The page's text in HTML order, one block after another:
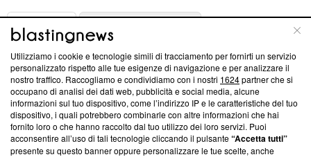
ABOUT
Questa sezione offre informazioni trasparenti su Blasting
News, sui nostri processi editoriali e su come ci impegniamo a
creare news di qualità. Inoltre, afferma la nostra aderenza a
‘Trust Project - News with Integrity’Blasting News non è
ancora membro del programma, ma ha richiesto di farne
parte; Trust Project non ha ancora effettuato una verifica di
conformità agli standard.
Utilizziamo i cookie e tecnologie simili di tracciamento per fornirti un servizio
personalizzato rispetto alle tue esigenze di navigazione e per analizzare il
nostro traffico. Raccogliamo e condividiamo con i nostri 1624partner che si
occupano di analisi dei dati web, pubblicità e social media, alcune
informazioni sul tuo dispositivo, come l’indirizzo IP e le caratteristiche del tuo
dispositivo, i quali potrebbero combinarle con altre informazioni che hai
fornito loro o che hanno raccolto dal tuo utilizzo dei loro servizi. Puoi
acconsentire all’uso di tali tecnologie cliccando il pulsante“Accetta tutti”
presente su questo banner oppure personalizzare le tue scelte, anche